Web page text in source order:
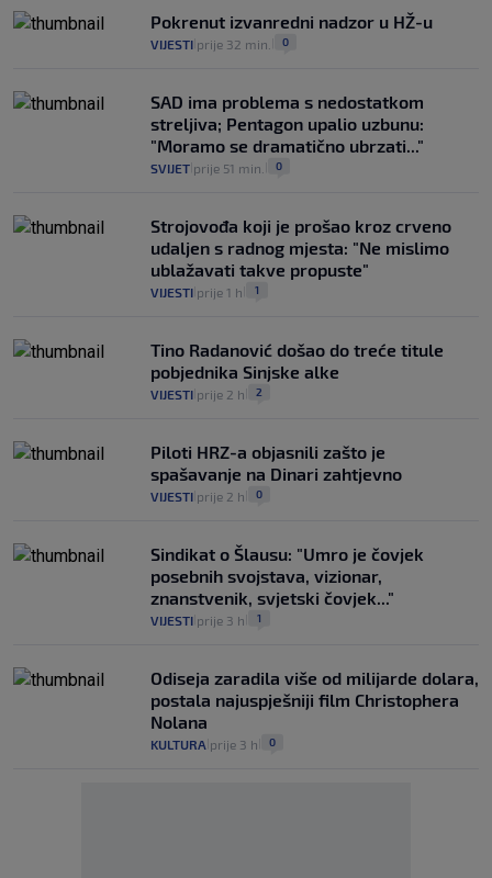
Pokrenut izvanredni nadzor u HŽ-u
VIJESTI prije 32 min. 0
SAD ima problema s nedostatkom
streljiva; Pentagon upalio uzbunu:
"Moramo se dramatično ubrzati..."
SVIJET prije 51 min. 0
Strojovođa koji je prošao kroz crveno
udaljen s radnog mjesta: "Ne mislimo
ublažavati takve propuste"
VIJESTI prije 1 h 1
Tino Radanović došao do treće titule
pobjednika Sinjske alke
VIJESTI prije 2 h 2
Piloti HRZ-a objasnili zašto je
spašavanje na Dinari zahtjevno
VIJESTI prije 2 h 0
Sindikat o Šlausu: "Umro je čovjek
posebnih svojstava, vizionar,
znanstvenik, svjetski čovjek..."
VIJESTI prije 3 h 1
Odiseja zaradila više od milijarde dolara,
postala najuspješniji film Christophera
Nolana
KULTURA prije 3 h 0